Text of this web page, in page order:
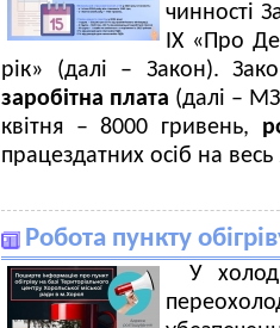
чинності
ІХ «Про
рік» (далі – Закон).
заробітна плата (далі –
квітня – 8000 гривень, р
працездатних осіб на
Робота пункту
У